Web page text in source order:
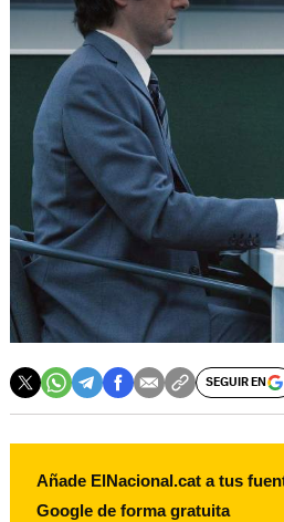
SEGUIR EN
Añade ElNacional.cat a tus
Google de forma gratuita